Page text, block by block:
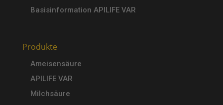
Basisinformation APILIFE VAR
Produkte
Ameisensäure
APILIFE VAR
Milchsäure